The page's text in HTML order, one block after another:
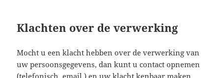
Klachten over de verwerking
Mocht u een klacht hebben over de verwerking van
uw persoonsgegevens, dan kunt u contact opnemen